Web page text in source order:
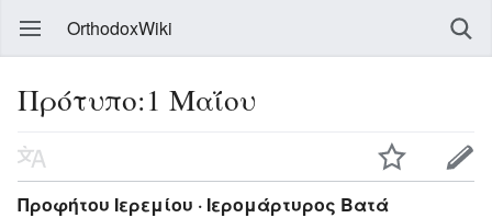
OrthodoxWiki
Πρότυπο:1 Μαΐου
Προφήτου Ιερεμίου · Ιερομάρτυρος Βατά